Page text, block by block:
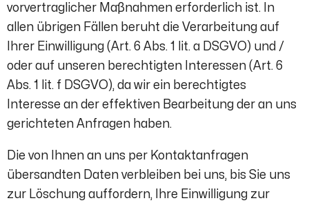
vorvertraglicher Maßnahmen erforderlich ist. In
allen übrigen Fällen beruht die Verarbeitung auf
Ihrer Einwilligung (Art. 6 Abs. 1 lit. a DSGVO) und /
oder auf unseren berechtigten Interessen (Art. 6
Abs. 1 lit. f DSGVO), da wir ein berechtigtes
Interesse an der effektiven Bearbeitung der an uns
gerichteten Anfragen haben.
Die von Ihnen an uns per Kontaktanfragen
übersandten Daten verbleiben bei uns, bis Sie uns
zur Löschung auffordern, Ihre Einwilligung zur